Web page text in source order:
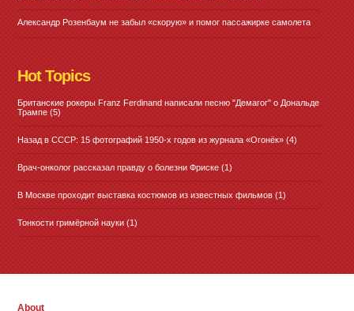
Александр Розенбаум не забыл «скорую» и помог пассажирке самолета
Hot Topics
Британские рокеры Franz Ferdinand написали песню "Демагог" о Дональде
Трампе (5)
Назад в СССР: 15 фотографий 1950-х годов из журнала «Огонёк» (4)
Врач-онколог рассказал правду о болезни Фриске (1)
В Москве проходит выставка костюмов из известных фильмов (1)
Тонкости гримёрной науки (1)
About